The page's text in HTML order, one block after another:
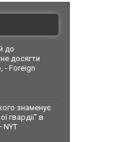
до
досягти
- Foreign
знаменує
гвардії" в
NYT